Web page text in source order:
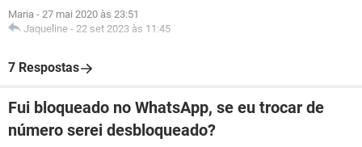
Maria - 27 mai 2020 às 23:51
Jaqueline - 22 set 2023 às 11:45
7 Respostas
Fui bloqueado no WhatsApp, se eu trocar de
número serei desbloqueado?